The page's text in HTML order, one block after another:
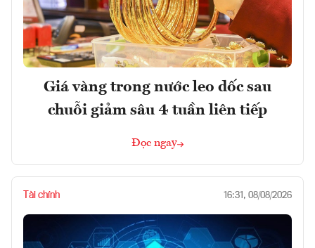
Giá vàng trong nước leo dốc sau
chuỗi giảm sâu 4 tuần liên tiếp
Đọc ngay
Tài chính 16:31, 08/08/2026